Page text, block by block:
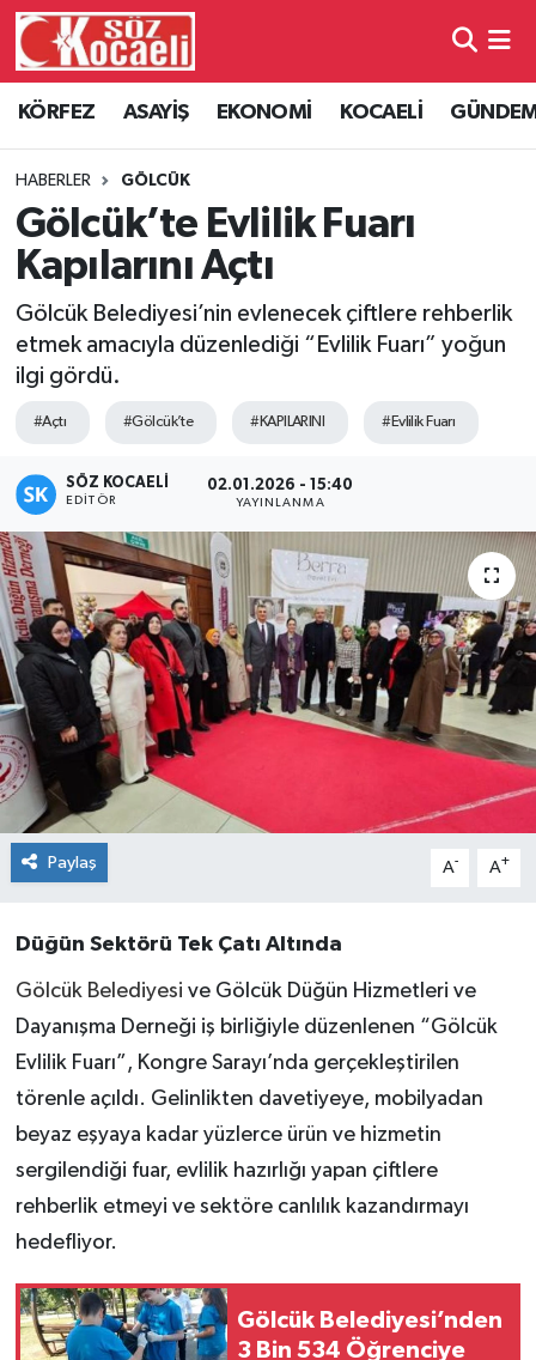
KÖRFEZ ASAYİŞ EKONOMİ KOCAELİ
HABERLER GÖLCÜK
Gölcük’te Evlilik Fuarı
Kapılarını Açtı
Gölcük Belediyesi’nin evlenecek çiftlere rehberlik
etmek amacıyla düzenlediği “Evlilik Fuarı” yoğun
ilgi gördü.
#Açtı #Gölcük’te #KAPILARINI #Evlilik Fuarı
SÖZ KOCAELI
EDITÖR
02.01.2026 - 15:40
YAYINLANMA
Paylaş A- A+
Düğün Sektörü Tek Çatı Altında
Gölcük Belediyesi ve Gölcük Düğün Hizmetleri ve
Dayanışma Derneği iş birliğiyle düzenlenen “Gölcük
Evlilik Fuarı”, Kongre Sarayı’nda gerçekleştirilen
törenle açıldı. Gelinlikten davetiyeye, mobilyadan
beyaz eşyaya kadar yüzlerce ürün ve hizmetin
sergilendiği fuar, evlilik hazırlığı yapan çiftlere
rehberlik etmeyi ve sektöre canlılık kazandırmayı
hedefliyor.
Gölcük Belediyesi’nden
3 Bin 534 Öğrenciye
Kocaeli Hava Durumu
Kocaeli Namaz Vakitleri
Kocaeli Trafik Yoğunluk Haritası
Süper Lig Puan Durumu ve Fikstür